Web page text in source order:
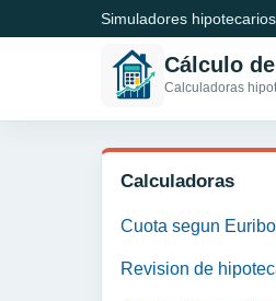
Simuladores
Cálculo
Calculadoras
Calculadoras
Cuota segun
Revision de